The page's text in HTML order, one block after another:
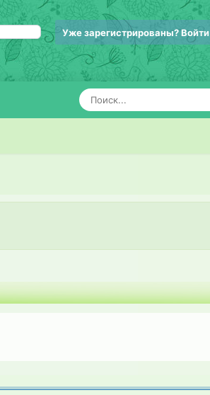
Уже зарегистрированы? Войти